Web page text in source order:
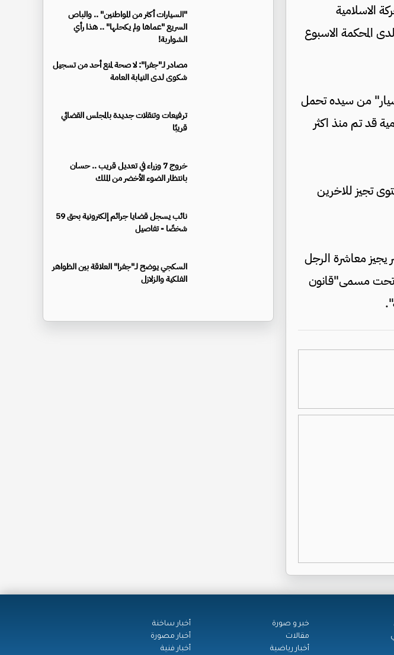
الاسلامية
المحكمة الاسبوع
من سيده تحمل
قد تم منذ اكثر
تجيز للاخرين
يجيز معاشرة الرجل
تحت مسمى"قانون
"السيارات أكثر من المواطنين" .. والباص
السريع "عماها ولم يكحلها" .. هذا رأي
الشواربة!
مصادر لـ"جفرا": لا صحة لمنع أحد من تسجيل
شكوى لدى النيابة العامة
ترفيعات وتنقلات جديدة بالمجلس القضائي
قريبًا
خروج 7 وزراء في تعديل قريب .. حسان
بانتظار الضوء الأخضر من الملك
نائب يسجل قضايا جرائم إلكترونية بحق 59
شخصًا - تفاصيل
السكجي يوضح لـ"جفرا" العلاقة بين الظواهر
الفلكية والزلازل
خبر و صورة
مقالات
أخبار رياضية
أخبار ساخنة
أخبار مصورة
أخبار فنية